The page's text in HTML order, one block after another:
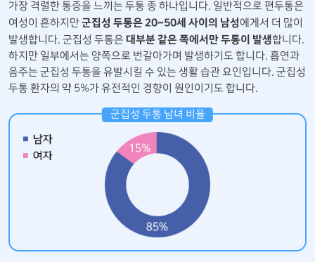
가장 격렬한 통증을 느끼는 두통 종 하나입니다. 일반적으로 편두통은
여성이 흔하지만군집성 두통은 20~50세 사이의 남성에게서 더 많이
발생합니다. 군집성 두통은 대부분 같은 쪽에서만 두통이 발생합니다.
하지만 일부에서는 양쪽으로 번갈아가며 발생하기도 합니다. 흡연과
음주는 군집성 두통을 유발시킬 수 있는 생활 습관 요인입니다. 군집성
두통 환자의 약 5%가 유전적인 경향이 원인이기도 합니다.